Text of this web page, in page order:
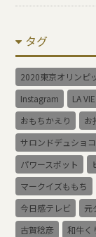
タグ
2020東京オリンピ
Instagram
LA
おもちかえり
お
サロンドデュショ
パワースポット
マークイズももち
今日感テレビ
元
古賀稔彦
和牛く